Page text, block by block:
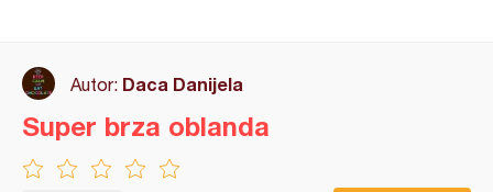
Autor: Daca Danijela
Super brza oblanda